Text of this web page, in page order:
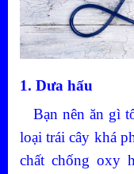
1. Dưa hấu
Bạn nên ăn gì
loại trái cây khá
chất chống oxy